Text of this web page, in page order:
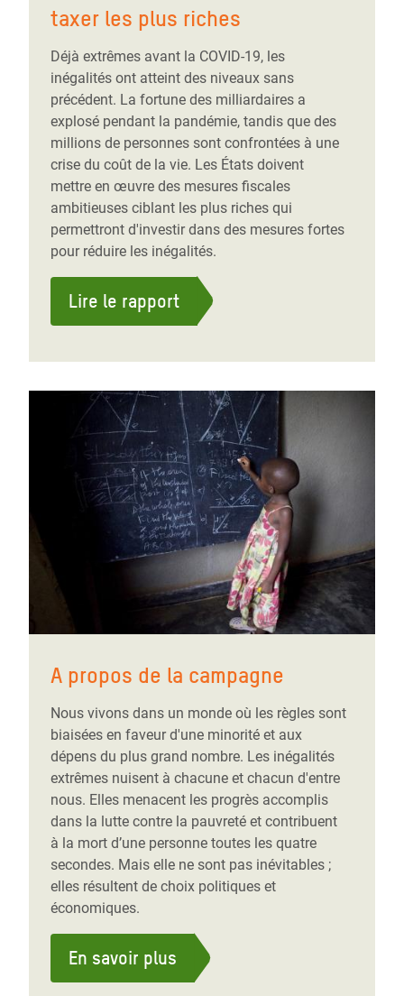
taxer les plus riches
Déjà extrêmes avant la COVID-19, les
inégalités ont atteint des niveaux sans
précédent. La fortune des milliardaires a
explosé pendant la pandémie, tandis que des
millions de personnes sont confrontées à une
crise du coût de la vie. Les États doivent
mettre en œuvre des mesures fiscales
ambitieuses ciblant les plus riches qui
permettront d'investir dans des mesures fortes
pour réduire les inégalités.
Lire le rapport
A propos de la campagne
Nous vivons dans un monde où les règles sont
biaisées en faveur d'une minorité et aux
dépens du plus grand nombre. Les inégalités
extrêmes nuisent à chacune et chacun d'entre
nous. Elles menacent les progrès accomplis
dans la lutte contre la pauvreté et contribuent
à la mort d’une personne toutes les quatre
secondes. Mais elle ne sont pas inévitables ;
elles résultent de choix politiques et
économiques.
En savoir plus